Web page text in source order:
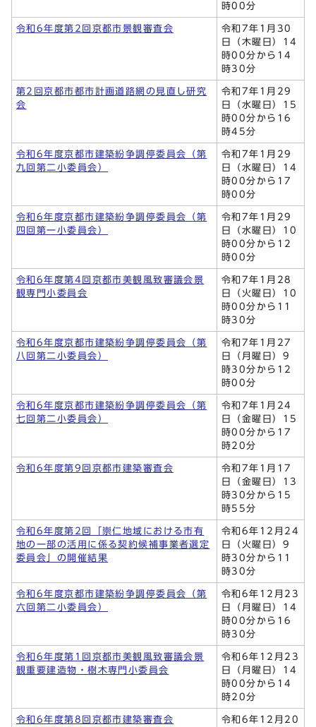
時00分
令和6年度第2回京都市景観審査会
令和7年1月30
日（木曜日）14
時00分から14
時30分
第2回京都市都市計画道路網の見直し研究
会
令和7年1月29
日（水曜日）15
時00分から16
時45分
令和6年度京都市建築紛争調停委員会（第
九回第二小委員会）
令和7年1月29
日（水曜日）14
時00分から17
時00分
令和6年度京都市建築紛争調停委員会（第
四回第一小委員会）
令和7年1月29
日（水曜日）10
時00分から12
時00分
令和6年度第4回京都市美観風致審議会景
観専門小委員会
令和7年1月28
日（火曜日）10
時00分から11
時30分
令和6年度京都市建築紛争調停委員会（第
八回第二小委員会）
令和7年1月27
日（月曜日）9
時30分から12
時00分
令和6年度京都市建築紛争調停委員会（第
七回第二小委員会）
令和7年1月24
日（金曜日）15
時00分から17
時20分
令和6年度第9回京都市建築審査会
令和7年1月17
日（金曜日）13
時30分から15
時55分
令和6年度第2回「崇仁地域における市有
地の一部の活用に係る契約候補事業者選定
委員会」の開催結果
令和6年12月24
日（火曜日）9
時30分から11
時30分
令和6年度京都市建築紛争調停委員会（第
六回第二小委員会）
令和6年12月23
日（月曜日）14
時00分から16
時30分
令和6年度第1回京都市美観風致審議会景
観重要建造物・樹木専門小委員会
令和6年12月23
日（月曜日）14
時00分から14
時20分
令和6年度第8回京都市建築審査会 令和6年12月20